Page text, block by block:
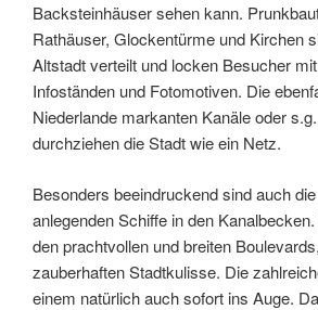
Backsteinhäuser sehen kann.
Rathäuser, Glockentürme und Kirchen
Altstadt verteilt und locken Besucher
Infoständen und Fotomotiven. Die
Niederlande markanten Kanäle oder
durchziehen die Stadt wie ein Netz.
Besonders beeindruckend sind auch
anlegenden Schiffe in den
den prachtvollen und breiten
zauberhaften Stadtkulisse. Die
einem natürlich auch sofort ins Auge.